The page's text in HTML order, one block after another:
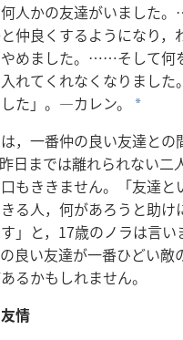
何人かの友達がいました
仲良くするようになり，
めました。……そして何
れてくれなくなりました
た」。―カレン。
*
，一番仲の良い友達との
日までは離れられない二
もききません。「友達と
る人，何があろうと助け
」と，17歳のノラは言い
良い友達が一番ひどい敵
るかもしれません。
情